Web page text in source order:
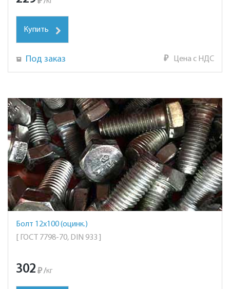
Купить
Под заказ ₽ Цена с НДС
Болт 12х100 (оцинк.)
[ ГОСТ 7798-70, DIN 933 ]
302 ₽ /кг